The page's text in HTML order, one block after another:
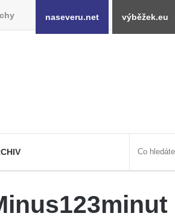
naseveru.net výběžek.eu